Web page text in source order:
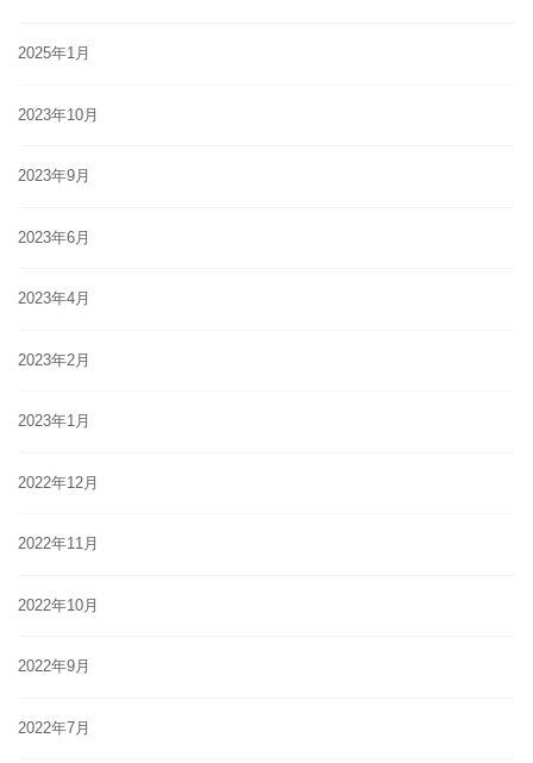
2025年1月
2023年10月
2023年9月
2023年6月
2023年4月
2023年2月
2023年1月
2022年12月
2022年11月
2022年10月
2022年9月
2022年7月